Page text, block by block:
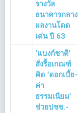
รางวัล
ธนาคารกลาง
ผลงานโดด
เด่น ปี 63
‘แบงก์ชาติ’
สั่งรื้อเกณฑ์
คิด ‘ดอกเบี้ย-
ค่า
ธรรมเนียม’
ช่วยปชช.-